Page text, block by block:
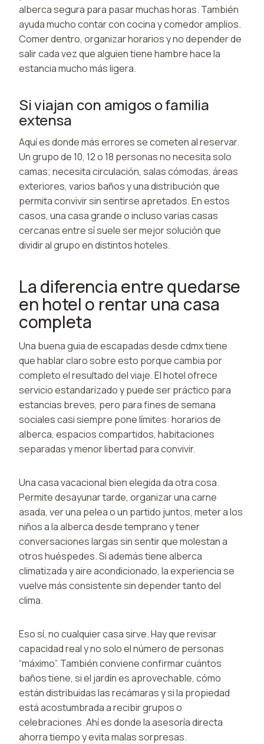
alberca segura para pasar muchas horas. También
ayuda mucho contar con cocina y comedor amplios.
Comer dentro, organizar horarios y no depender de
salir cada vez que alguien tiene hambre hace la
estancia mucho más ligera.
Si viajan con amigos o familia
extensa
Aquí es donde más errores se cometen al reservar.
Un grupo de 10, 12 o 18 personas no necesita solo
camas; necesita circulación, salas cómodas, áreas
exteriores, varios baños y una distribución que
permita convivir sin sentirse apretados. En estos
casos, una casa grande o incluso varias casas
cercanas entre sí suele ser mejor solución que
dividir al grupo en distintos hoteles.
La diferencia entre quedarse
en hotel o rentar una casa
completa
Una buena guia de escapadas desde cdmx tiene
que hablar claro sobre esto porque cambia por
completo el resultado del viaje. El hotel ofrece
servicio estandarizado y puede ser práctico para
estancias breves, pero para fines de semana
sociales casi siempre pone límites: horarios de
alberca, espacios compartidos, habitaciones
separadas y menor libertad para convivir.
Una casa vacacional bien elegida da otra cosa.
Permite desayunar tarde, organizar una carne
asada, ver una pelea o un partido juntos, meter a los
niños a la alberca desde temprano y tener
conversaciones largas sin sentir que molestan a
otros huéspedes. Si además tiene alberca
climatizada y aire acondicionado, la experiencia se
vuelve más consistente sin depender tanto del
clima.
Eso sí, no cualquier casa sirve. Hay que revisar
capacidad real y no solo el número de personas
“máximo”. También conviene confirmar cuántos
baños tiene, si el jardín es aprovechable, cómo
están distribuidas las recámaras y si la propiedad
está acostumbrada a recibir grupos o
celebraciones. Ahí es donde la asesoría directa
ahorra tiempo y evita malas sorpresas.